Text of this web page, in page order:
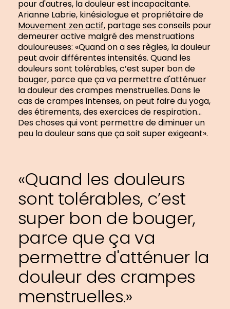
pour d'autres, la douleur est incapacitante.
Arianne Labrie, kinésiologue et propriétaire de
Mouvement zen actif, partage ses conseils pour
demeurer active malgré des menstruations
douloureuses: «Quand on a ses règles, la douleur
peut avoir différentes intensités. Quand les
douleurs sont tolérables, c’est super bon de
bouger, parce que ça va permettre d'atténuer
la douleur des crampes menstruelles. Dans le
cas de crampes intenses, on peut faire du yoga,
des étirements, des exercices de respiration…
Des choses qui vont permettre de diminuer un
peu la douleur sans que ça soit super exigeant».
«Quand les douleurs
sont tolérables, c’est
super bon de bouger,
parce que ça va
permettre d'atténuer la
douleur des crampes
menstruelles.»